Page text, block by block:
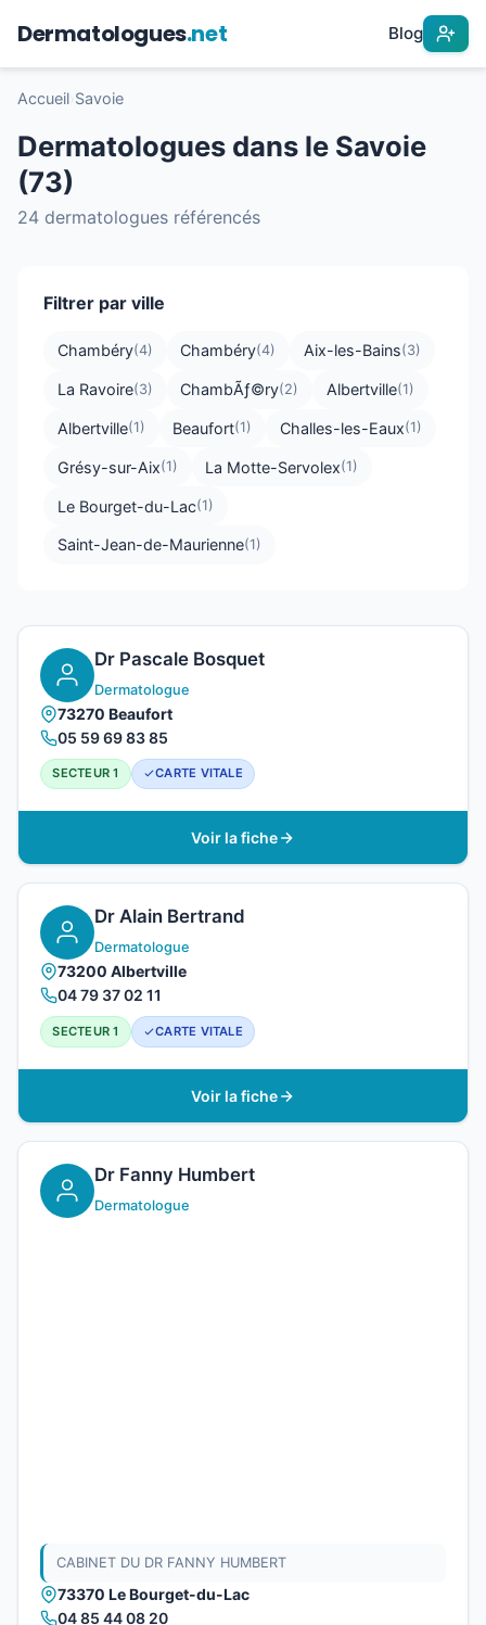
Dermatologues.net Blog
Accueil Savoie
Dermatologues dans le Savoie
(73)
24 dermatologues référencés
Filtrer par ville
Chambéry(4) Chambéry(4) Aix-les-Bains(3)
La Ravoire(3) ChambÃƒ©ry(2) Albertville(1)
Albertville(1) Beaufort(1) Challes-les-Eaux(1)
Grésy-sur-Aix(1) La Motte-Servolex(1)
Le Bourget-du-Lac(1)
Saint-Jean-de-Maurienne(1)
Dr Pascale Bosquet
Dermatologue
73270 Beaufort
05 59 69 83 85
SECTEUR 1 CARTE VITALE
Voir la fiche
Dr Alain Bertrand
Dermatologue
73200 Albertville
04 79 37 02 11
SECTEUR 1 CARTE VITALE
Voir la fiche
Dr Fanny Humbert
Dermatologue
CABINET DU DR FANNY HUMBERT
73370 Le Bourget-du-Lac
04 85 44 08 20